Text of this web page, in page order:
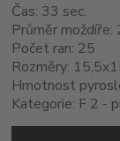
Čas: 33 sec.
Průměr moždíře:
Počet ran: 25
Rozměry:
Hmotnost
Kategorie: F 2 -